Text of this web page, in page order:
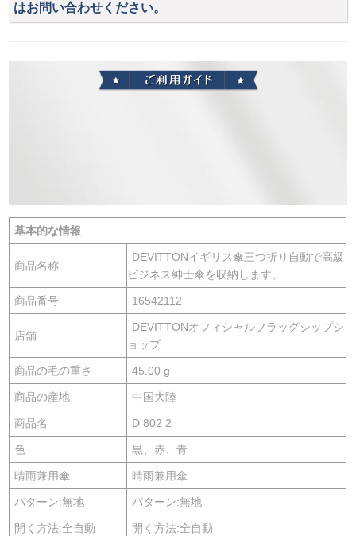
はお問い合わせください。
基本的な情報
商品名称
DEVITTONイギリス傘三つ折り自動で高級
ビジネス紳士傘を収納します。
商品番号 16542112
店舗
DEVITTONオフィシャルフラッグシップシ
ョップ
商品の毛の重さ 45.00 g
商品の産地 中国大陸
商品名 D 802 2
色 黒、赤、青
晴雨兼用傘 晴雨兼用傘
パターン:無地 パターン:無地
開く方法:全自動 開く方法:全自動